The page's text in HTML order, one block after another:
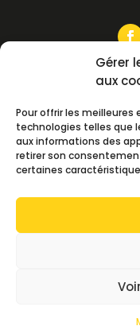
Gérer
aux
Pour offrir les meilleures
technologies telles que
aux informations des
retirer son
certaines
>